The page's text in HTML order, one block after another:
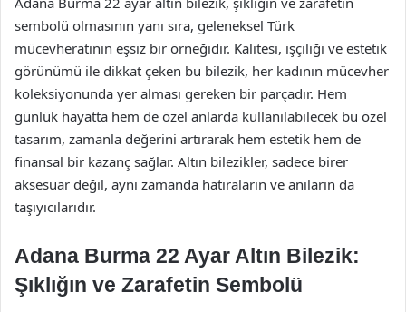
sembolü olmasının yanı sıra, geleneksel Türk
mücevheratının eşsiz bir örneğidir. Kalitesi, işçiliği ve estetik
görünümü ile dikkat çeken bu bilezik, her kadının mücevher
koleksiyonunda yer alması gereken bir parçadır. Hem
günlük hayatta hem de özel anlarda kullanılabilecek bu özel
tasarım, zamanla değerini artırarak hem estetik hem de
finansal bir kazanç sağlar. Altın bilezikler, sadece birer
aksesuar değil, aynı zamanda hatıraların ve anıların da
taşıyıcılarıdır.
Adana Burma 22 Ayar Altın Bilezik:
Şıklığın ve Zarafetin Sembolü